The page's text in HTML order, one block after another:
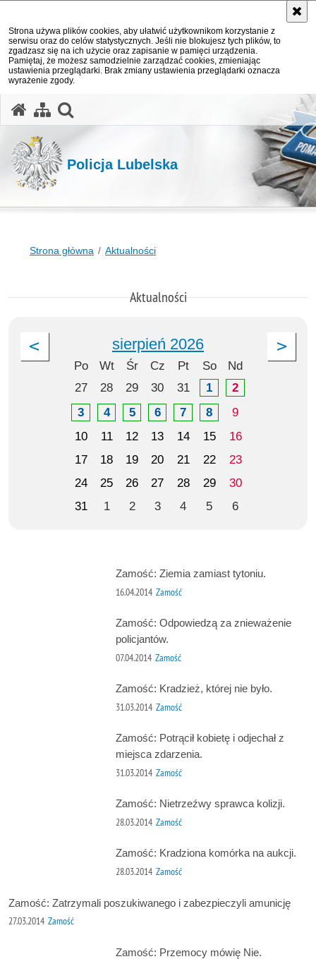
Strona używa plików cookies, aby ułatwić użytkownikom korzystanie z
serwisu oraz do celów statystycznych. Jeśli nie blokujesz tych plików, to
zgadzasz się na ich użycie oraz zapisanie w pamięci urządzenia.
Pamiętaj, że możesz samodzielnie zarządzać cookies, zmieniając
ustawienia przeglądarki. Brak zmiany ustawienia przeglądarki oznacza
wyrażenie zgody.
Policja Lubelska
Strona główna Aktualności
Aktualności
sierpień 2026
Po Wt Śr Cz Pt So
Nd
27
28 29 30 31 1
2
3
4 5 6 7 8
9
10
11 12 13 14 15
16
17
18 19 20 21 22
23
24
25 26 27 28 29
30
31
1 2 3 4 5 6
Zamość: Ziemia zamiast tytoniu.
16.04.2014 Zamość
Zamość: Odpowiedzą za znieważenie
policjantów.
07.04.2014 Zamość
Zamość: Kradzież, której nie było.
31.03.2014 Zamość
Zamość: Potrącił kobietę i odjechał z
miejsca zdarzenia.
31.03.2014 Zamość
Zamość: Nietrzeźwy sprawca kolizji.
28.03.2014 Zamość
Zamość: Kradziona komórka na aukcji.
28.03.2014 Zamość
Zamość: Zatrzymali poszukiwanego i zabezpieczyli amunicję
27.03.2014 Zamość
Zamość: Przemocy mówię Nie.